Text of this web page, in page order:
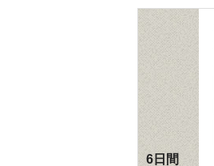
6日間